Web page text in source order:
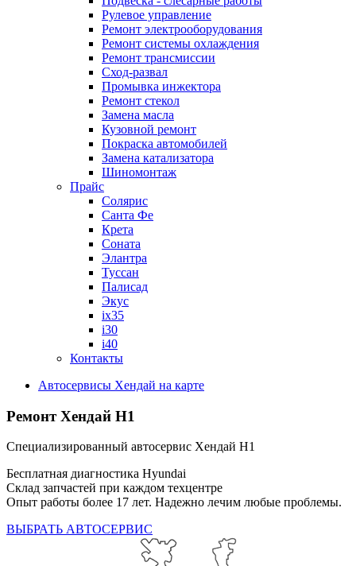
Рулевое управление
Ремонт электрооборудования
Ремонт системы охлаждения
Ремонт трансмиссии
Сход-развал
Промывка инжектора
Ремонт стекол
Замена масла
Кузовной ремонт
Покраска автомобилей
Замена катализатора
Шиномонтаж
Прайс
Солярис
Санта Фе
Крета
Соната
Элантра
Туссан
Палисад
Экус
ix35
i30
i40
Контакты
Автосервисы Хендай на карте
Ремонт Хендай Н1
Специализированный автосервис Хендай Н1
Бесплатная диагностика Hyundai
Склад запчастей при каждом техцентре
Опыт работы более 17 лет. Надежно лечим любые проблемы.
ВЫБРАТЬ АВТОСЕРВИС